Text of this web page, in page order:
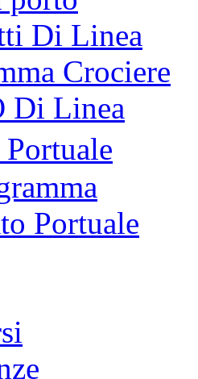
Di Linea
Crociere
Di Linea
Portuale